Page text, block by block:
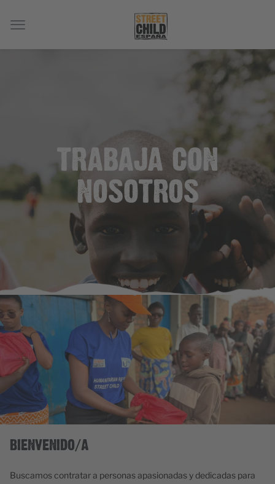
TRABAJA CON
NOSOTROS
BIENVENIDO/A
Buscamos contratar a personas apasionadas y dedicadas para